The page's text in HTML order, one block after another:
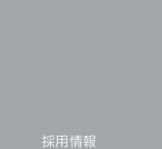
採用情報